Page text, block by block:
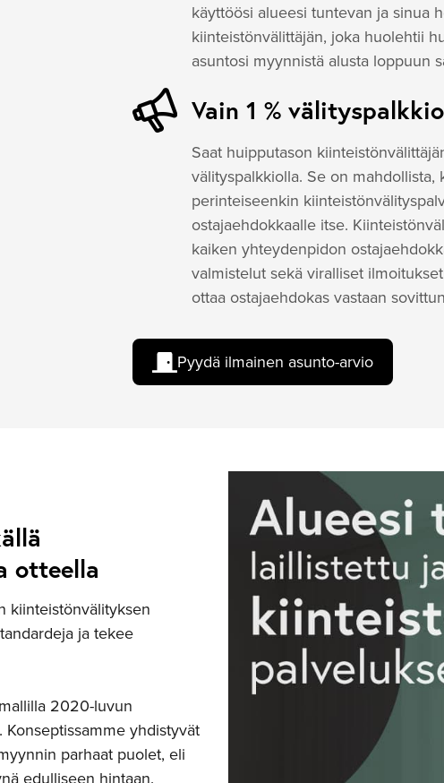
käyttöösi alueesi tuntevan ja sinua
kiinteistönvälittäjän, joka huolehtii
asuntosi myynnistä alusta loppuun
Vain 1 %
Saat huipputason
välityspalkkiolla. Se on
perinteiseenkin
ostajaehdokkaalle itse.
kaiken yhteydenpidon
valmistelut sekä viralliset
ottaa ostajaehdokas vastaan
Pyydä ilmainen asunto-arvio
otteella
kiinteistönvälityksen
ja tekee
2020-luvun
yhdistyvät
parhaat puolet, eli
edulliseen hintaan.